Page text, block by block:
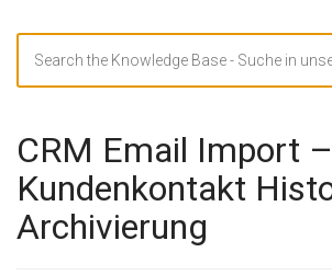
CRM Email Import –
Kundenkontakt
Archivierung